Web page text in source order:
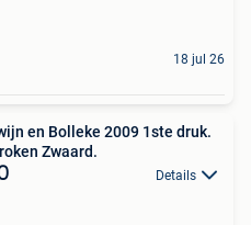
18 jul 26
en Bolleke 2009 1ste druk.
Zwaard.
Details